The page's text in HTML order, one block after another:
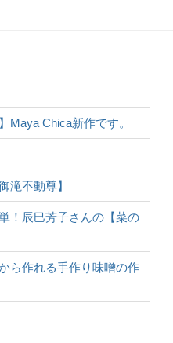
Chica新作です。
滝不動尊】
！辰巳芳子さんの【菜の
ら作れる手作り味噌の作